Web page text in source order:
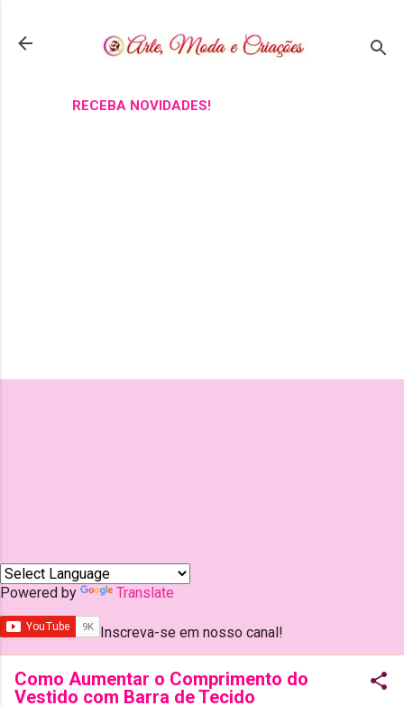
RECEBA NOVIDADES!
Powered by Translate
Inscreva-se em nosso canal!
Como Aumentar o Comprimento do
Vestido com Barra de Tecido